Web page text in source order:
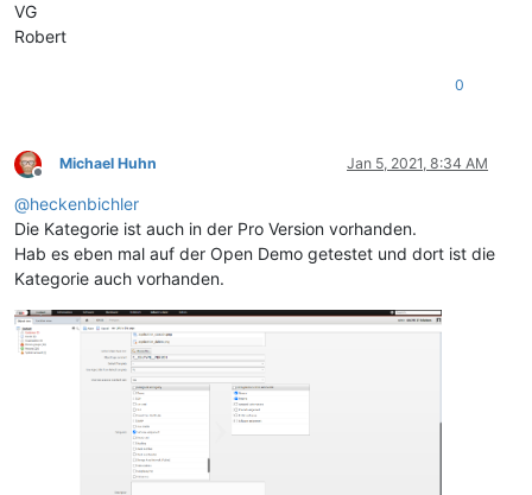
VG
Robert
0
Offline
Michael Huhn Jan 5, 2021, 8:34 AM
@heckenbichler
Die Kategorie ist auch in der Pro Version vorhanden.
Hab es eben mal auf der Open Demo getestet und dort ist die
Kategorie auch vorhanden.